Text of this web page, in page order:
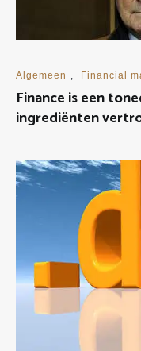
Algemeen , Financial
Finance is een
ingrediënten